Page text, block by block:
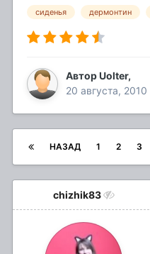
сиденья дермонтин
АвторUolter,
20 августа, 2010
НАЗАД 1 2 3
chizhik83